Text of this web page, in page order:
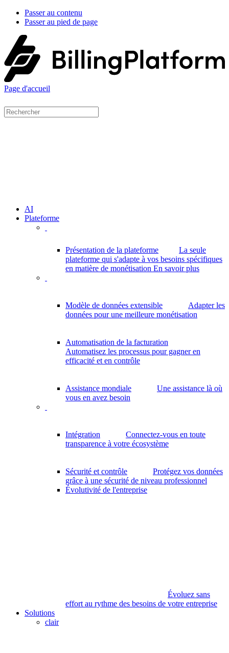
Passer au contenu
Passer au pied de page
Page d'accueil
AI
Plateforme
Présentation de la plateforme
La seule
plateforme qui s'adapte à vos besoins spécifiques
en matière de monétisation En savoir plus
Modèle de données extensible
Adapter les
données pour une meilleure monétisation
Automatisation de la facturation
Automatisez les processus pour gagner en
efficacité et en contrôle
Assistance mondiale
Une assistance là où
vous en avez besoin
Intégration
Connectez-vous en toute
transparence à votre écosystème
Sécurité et contrôle
Protégez vos données
grâce à une sécurité de niveau professionnel
Évolutivité de l'entreprise
Évoluez sans
effort au rythme des besoins de votre entreprise
Solutions
clair